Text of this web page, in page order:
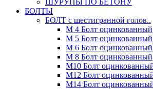
ШУРУПЫ ПО БЕТОНУ
БОЛТЫ
БОЛТ с шестигранной голов..
М 4 Болт оцинкованный
М 5 Болт оцинкованный
М 6 Болт оцинкованный
М 8 Болт оцинкованный
М10 Болт
М12 Болт
М14 Болт